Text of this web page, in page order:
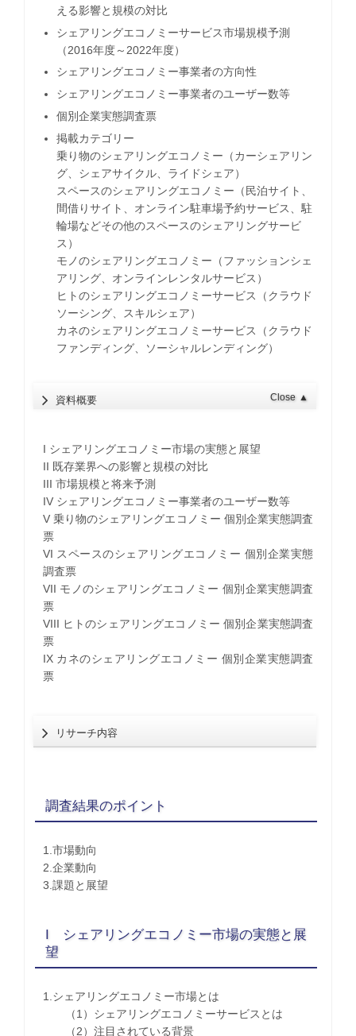
える影響と規模の対比
シェアリングエコノミーサービス市場規模予測
（2016年度～2022年度）
シェアリングエコノミー事業者の方向性
シェアリングエコノミー事業者のユーザー数等
個別企業実態調査票
掲載カテゴリー
乗り物のシェアリングエコノミー（カーシェアリン
グ、シェアサイクル、ライドシェア）
スペースのシェアリングエコノミー（民泊サイト、
間借りサイト、オンライン駐車場予約サービス、駐
輪場などその他のスペースのシェアリングサービ
ス）
モノのシェアリングエコノミー（ファッションシェ
アリング、オンラインレンタルサービス）
ヒトのシェアリングエコノミーサービス（クラウド
ソーシング、スキルシェア）
カネのシェアリングエコノミーサービス（クラウド
ファンディング、ソーシャルレンディング）
資料概要 Close ▲
I シェアリングエコノミー市場の実態と展望
II 既存業界への影響と規模の対比
III 市場規模と将来予測
IV シェアリングエコノミー事業者のユーザー数等
V 乗り物のシェアリングエコノミー 個別企業実態調査
票
VI スペースのシェアリングエコノミー 個別企業実態
調査票
VII モノのシェアリングエコノミー 個別企業実態調査
票
VIII ヒトのシェアリングエコノミー 個別企業実態調査
票
IX カネのシェアリングエコノミー 個別企業実態調査
票
リサーチ内容
調査結果のポイント
1.市場動向
2.企業動向
3.課題と展望
I シェアリングエコノミー市場の実態と展
望
1.シェアリングエコノミー市場とは
（1）シェアリングエコノミーサービスとは
（2）注目されている背景